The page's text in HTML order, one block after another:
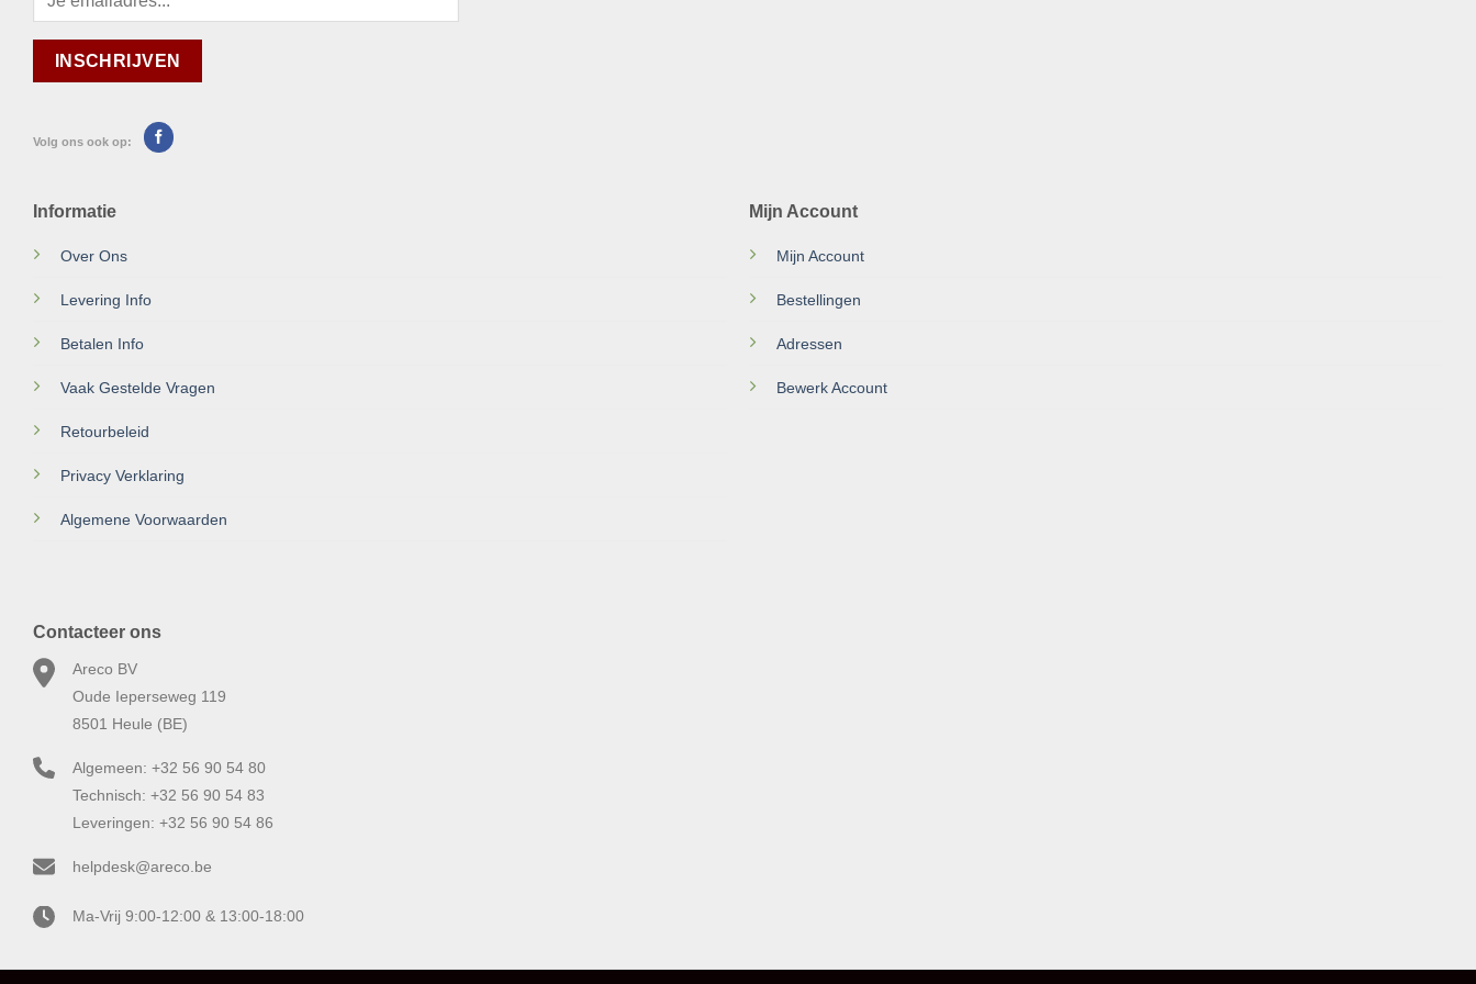
Volg ons ook op:
Informatie
Over Ons
Levering Info
Betalen Info
Vaak Gestelde Vragen
Retourbeleid
Privacy Verklaring
Algemene Voorwaarden
Mijn Account
Mijn Account
Bestellingen
Adressen
Bewerk Account
Contacteer ons
Areco BV
Oude Ieperseweg 119
8501 Heule (BE)
Algemeen: +32 56 90 54 80
Technisch: +32 56 90 54 83
Leveringen: +32 56 90 54 86
helpdesk@areco.be
Ma-Vrij 9:00-12:00 & 13:00-18:00